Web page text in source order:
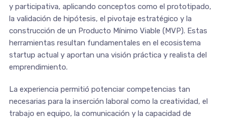
y participativa, aplicando conceptos como el prototipado,
la validación de hipótesis, el pivotaje estratégico y la
construcción de un Producto Mínimo Viable (MVP). Estas
herramientas resultan fundamentales en el ecosistema
startup actual y aportan una visión práctica y realista del
emprendimiento.
La experiencia permitió potenciar competencias tan
necesarias para la inserción laboral como la creatividad, el
trabajo en equipo, la comunicación y la capacidad de